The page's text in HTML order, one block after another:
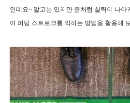
인데요~ 알고는 있지만 좀처럼 실력이 나
여 퍼팅 스트로크를 익히는 방법을 활용해